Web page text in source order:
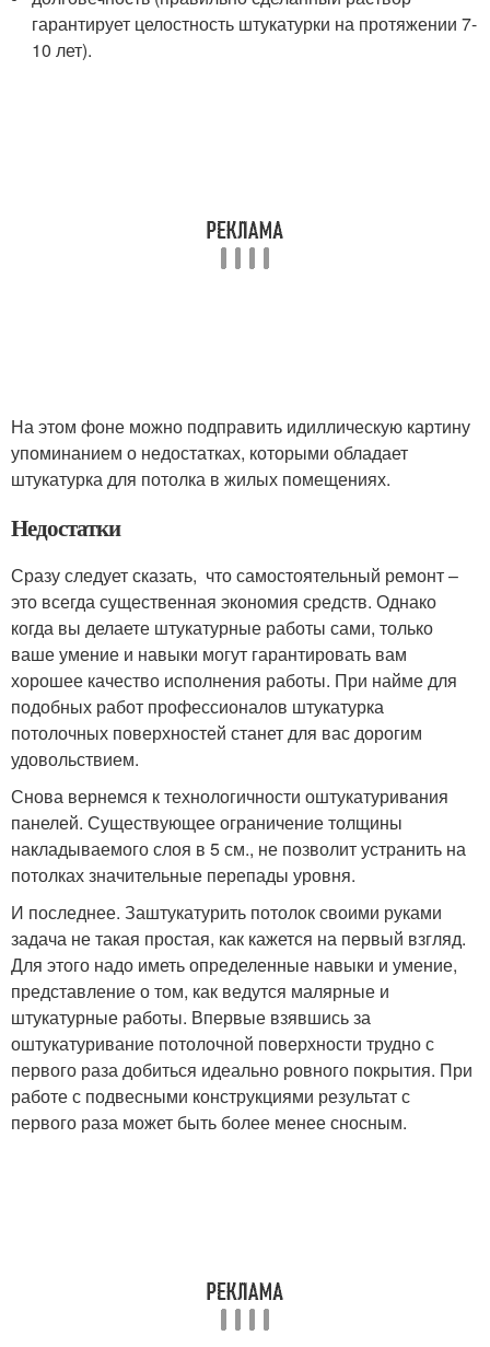
гарантирует целостность штукатурки на протяжении 7-
10 лет).
На этом фоне можно подправить идиллическую картину
упоминанием о недостатках, которыми обладает
штукатурка для потолка в жилых помещениях.
Недостатки
Сразу следует сказать, что самостоятельный ремонт –
это всегда существенная экономия средств. Однако
когда вы делаете штукатурные работы сами, только
ваше умение и навыки могут гарантировать вам
хорошее качество исполнения работы. При найме для
подобных работ профессионалов штукатурка
потолочных поверхностей станет для вас дорогим
удовольствием.
Снова вернемся к технологичности оштукатуривания
панелей. Существующее ограничение толщины
накладываемого слоя в 5 см., не позволит устранить на
потолках значительные перепады уровня.
И последнее. Заштукатурить потолок своими руками
задача не такая простая, как кажется на первый взгляд.
Для этого надо иметь определенные навыки и умение,
представление о том, как ведутся малярные и
штукатурные работы. Впервые взявшись за
оштукатуривание потолочной поверхности трудно с
первого раза добиться идеально ровного покрытия. При
работе с подвесными конструкциями результат с
первого раза может быть более менее сносным.